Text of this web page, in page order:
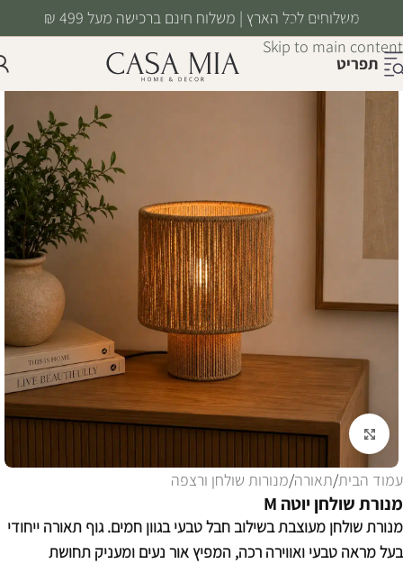
Skip to navigation
Skip to main content
משלוחים לכל הארץ | משלוח חינם ברכישה מעל 499 ₪
תפריט
לחצו להגדלה
עמוד הבית/תאורה/מנורות שולחן ורצפה
מנורת שולחן יוטה M
מנורת שולחן מעוצבת בשילוב חבל טבעי בגוון חמים. גוף תאורה ייחודי
בעל מראה טבעי ואווירה רכה, המפיץ אור נעים ומעניק תחושת